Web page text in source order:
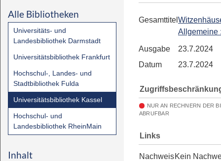
Alle Bibliotheken
Universitäts- und
Landesbibliothek Darmstadt
Universitätsbibliothek Frankfurt
Hochschul-, Landes- und
Stadtbibliothek Fulda
Universitätsbibliothek Kassel
Hochschul- und
Landesbibliothek RheinMain
Inhalt
Gesamttitel
Allgemeine
Ausgabe
23.7.2024
Datum
23.7.2024
NUR AN RECHNERN DER
ABRUFBAR
Links
NachweisKein